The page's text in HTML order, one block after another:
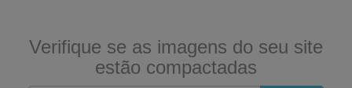
Verifique se as imagens do seu site
estão compactadas